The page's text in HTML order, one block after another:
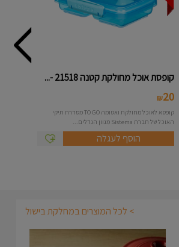
קופסת אוכל מחולקת קטנה 21518 -...
20
₪
קופסא לאוכל מחולקת ואטומה TO GO מסדרת תיקי
האוכל של חברת Sistema מגוון הגדלים...
הוסף לעגלה
> לכל המוצרים במחלקת בישול